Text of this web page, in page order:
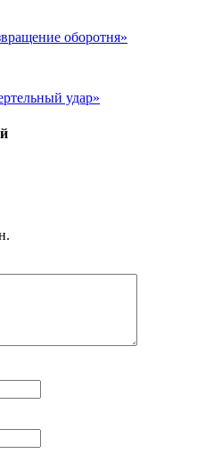
оборотня»
удар»